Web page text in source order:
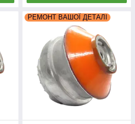
РЕМОНТ ВАШОЇ ДЕТАЛІ